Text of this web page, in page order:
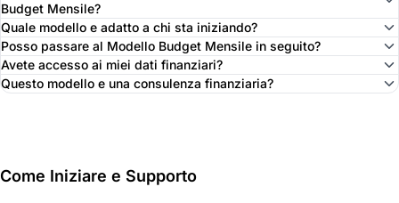
Budget Mensile?
Quale modello e adatto a chi sta iniziando?
Posso passare al Modello Budget Mensile in seguito?
Avete accesso ai miei dati finanziari?
Questo modello e una consulenza finanziaria?
Come Iniziare e Supporto